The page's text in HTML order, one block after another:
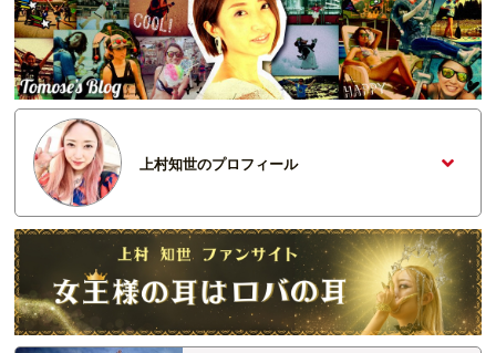
上村知世のプロフィール